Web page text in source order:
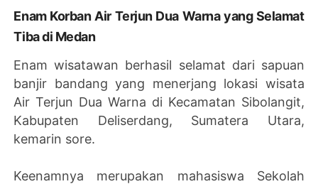
Enam Korban Air Terjun Dua Warna yang Selamat
Tiba di Medan
Enam wisatawan berhasil selamat dari sapuan
banjir bandang yang menerjang lokasi wisata
Air Terjun Dua Warna di Kecamatan Sibolangit,
Kabupaten Deliserdang, Sumatera Utara,
kemarin sore.
Keenamnya merupakan mahasiswa Sekolah